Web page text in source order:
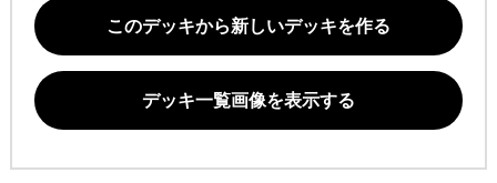
このデッキから新しいデッキを作る
デッキ一覧画像を表示する